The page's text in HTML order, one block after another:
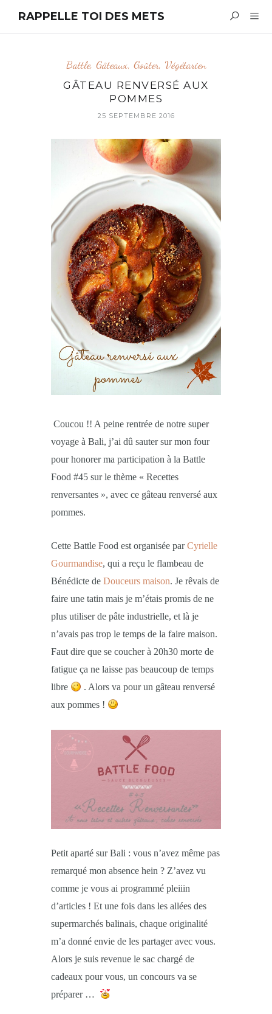
RAPPELLE TOI DES METS
Battle, Gâteaux, Goûter, Végétarien
GÂTEAU RENVERSÉ AUX
POMMES
25 SEPTEMBRE 2016
Coucou !! A peine rentrée de notre super
voyage à Bali, j’ai dû sauter sur mon four
pour honorer ma participation à la Battle
Food #45 sur le thème « Recettes
renversantes », avec ce gâteau renversé aux
pommes.
Cette Battle Food est organisée parCyrielle
Gourmandise, qui a reçu le flambeau de
Bénédicte de Douceurs maison. Je rêvais de
faire une tatin mais je m’étais promis de ne
plus utiliser de pâte industrielle, et là je
n’avais pas trop le temps de la faire maison.
Faut dire que se coucher à 20h30 morte de
fatigue ça ne laisse pas beaucoup de temps
libre
. Alors va pour un gâteau renversé
aux pommes !
Petit aparté sur Bali : vous n’avez même pas
remarqué mon absence hein ? Z’avez vu
comme je vous ai programmé pleiiin
d’articles ! Et une fois dans les allées des
supermarchés balinais, chaque originalité
m’a donné envie de les partager avec vous.
Alors je suis revenue le sac chargé de
cadeaux pour vous, un concours va se
préparer …